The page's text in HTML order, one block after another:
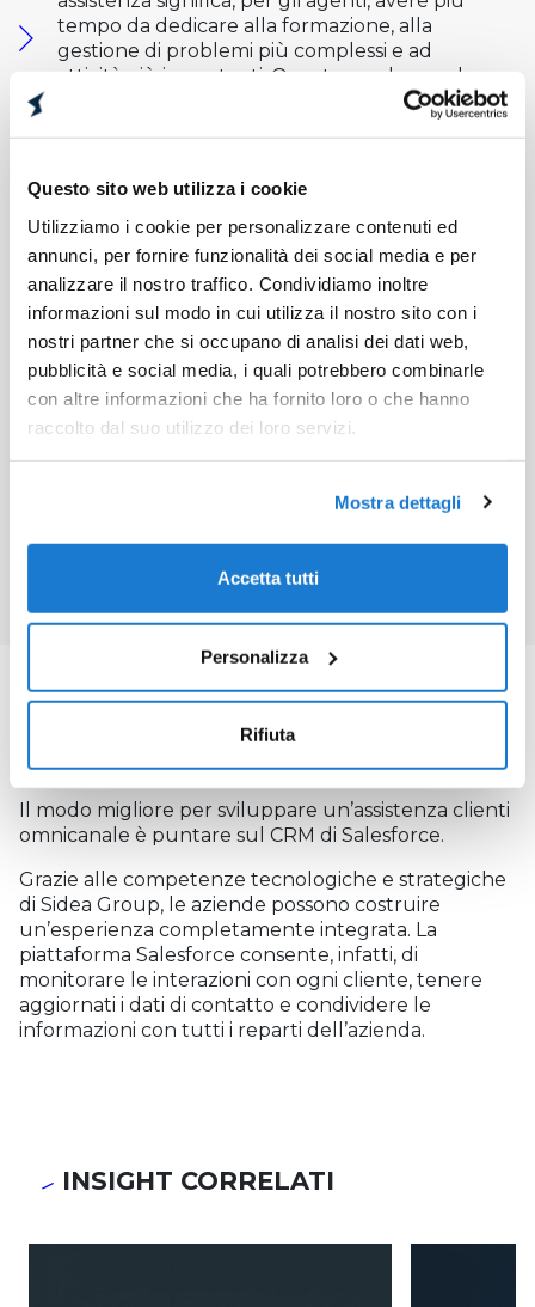
Questo sito web utilizza i cookie
Utilizziamo i cookie per personalizzare contenuti ed
annunci, per fornire funzionalità dei social media e per
analizzare il nostro traffico. Condividiamo inoltre
informazioni sul modo in cui utilizza il nostro sito con i
nostri partner che si occupano di analisi dei dati web,
pubblicità e social media, i quali potrebbero combinarle
con altre informazioni che ha fornito loro o che hanno
raccolto dal suo utilizzo dei loro servizi.
Mostra dettagli
Accetta tutti
Personalizza
Rifiuta
tempo da dedicare alla formazione, alla
gestione di problemi più complessi e ad
attività più importanti. Questo produce valore
L’approccio omnicanale fa risparmiare tempo
e costi. Le risorse liberate possono essere
investite su attività più redditizie, che
contribuiscono a far crescere l’azienda.
Differenziazione rispetto alla concorrenza
Il servizio clienti omnicanale costituisce un
vantaggio competitivo rispetto ai concorrenti,
la soddisfazione del cliente e migliora
Il modo migliore per sviluppare un’assistenza clienti
omnicanale è puntare sul CRM di Salesforce.
Grazie alle competenze tecnologiche e strategiche
di Sidea Group, le aziende possono costruire
un’esperienza completamente integrata. La
piattaforma Salesforce consente, infatti, di
monitorare le interazioni con ogni cliente, tenere
aggiornati i dati di contatto e condividere le
informazioni con tutti i reparti dell’azienda.
INSIGHT CORRELATI